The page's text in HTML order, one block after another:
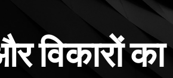
विकारों का